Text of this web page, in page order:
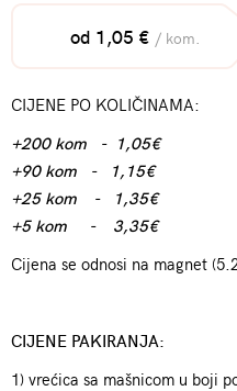
od 1,05 € / kom.
CIJENE PO KOLIČINAMA:
+200 kom - 1,05€
+90 kom - 1,15€
+25 kom - 1,35€
+5 kom - 3,35€
Cijena se odnosi na magnet
CIJENE PAKIRANJA:
1) vrećica sa mašnicom u boji